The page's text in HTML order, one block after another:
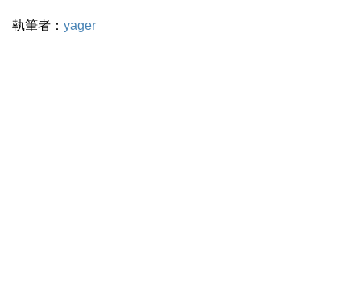
執筆者： yager